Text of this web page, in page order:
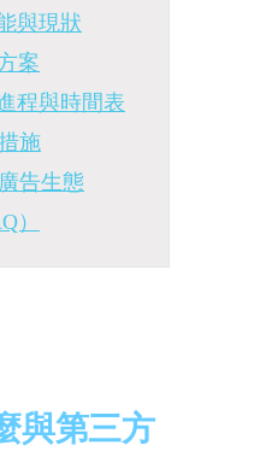
與現狀
案
程與時間表
施
告生態
）
與第三方